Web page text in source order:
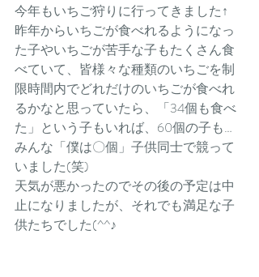
今年もいちご狩りに行ってきました↑
昨年からいちごが食べれるようになっ
た子やいちごが苦手な子もたくさん食
べていて、皆様々な種類のいちごを制
限時間内でどれだけのいちごが食べれ
るかなと思っていたら、「34個も食べ
た」という子もいれば、60個の子も…
みんな「僕は〇個」子供同士で競って
いました(笑)
天気が悪かったのでその後の予定は中
止になりましたが、それでも満足な子
供たちでした(^^♪